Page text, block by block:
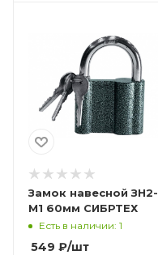
Замок навесной ЗН2-
М1 60мм СИБРТЕХ
Есть в наличии: 1
549 ₽/шт